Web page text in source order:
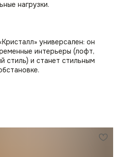
нагрузки.
универсален: он
интерьеры (лофт,
стиль) и станет стильным